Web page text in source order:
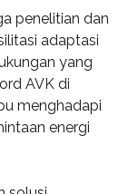
penelitian dan
adaptasi
yang
AVK di
menghadapi
energi